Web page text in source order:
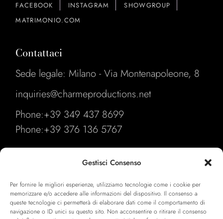
Gestisci Consenso
Per fornire le migliori esperienze, utilizziamo tecnologie come i cookie per
memorizzare e/o accedere alle informazioni del dispositivo. Il consenso a
queste tecnologie ci permetterà di elaborare dati come il comportamento di
navigazione o ID unici su questo sito. Non acconsentire o ritirare il consenso
FACEBOOK INSTAGRAM
SHOWGROUP
MATRIMONIO.COM
Contattaci
Sede legale: Milano - Via Montenapoleone, 8
inquiries@charmeproductions.net
Phone:+39 349 437 8699
Phone:+39 376 136 5767
Our Format
Events